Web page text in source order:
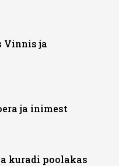
Vinnis ja
ja inimest
kuradi poolakas